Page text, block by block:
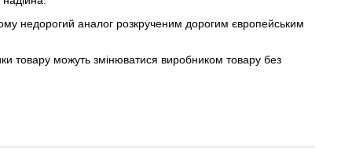
недорогий аналог розкрученим дорогим європейським
товару можуть змінюватися виробником товару без